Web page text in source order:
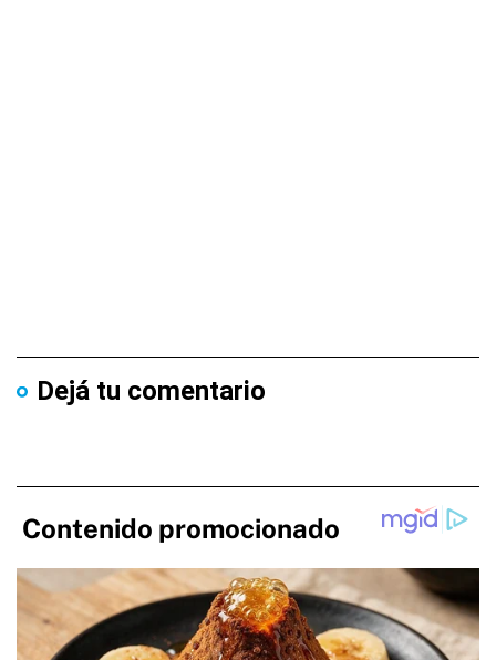
Dejá tu comentario